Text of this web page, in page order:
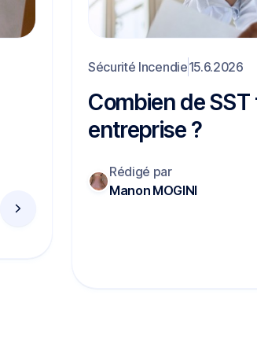
Sécurité Incendie15.6.2026
Combien de
entreprise ?
Rédigé par
Manon MOGINI